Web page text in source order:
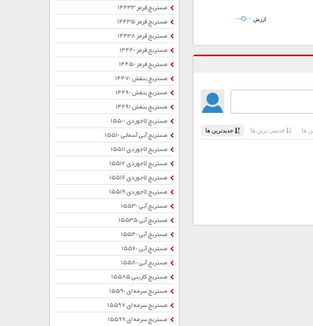
ارزش
مستربچ قرمز 14433
مستربچ قرمز 14435
مستربچ قرمز 14438
مستربچ قرمز 14440
مستربچ قرمز 14450
مستربچ بنفش 14470
مستربچ بنفش 14490
مستربچ بنفش 14491
مستربچ لاجوردی 15500
مستربچ آبی آسمانی 15510
مستربچ لاجوردی 15511
مستربچ لاجوردی 15512
مستربچ لاجوردی 15516
مستربچ لاجوردی 15519
مستربچ آبی 15530
مستربچ آبی 15535
مستربچ آبی 15540
مستربچ آبی 15560
مستربچ آبی 15580
مستربچ کاربنی 15585
مستربچ سرمه ای 15590
مستربچ سرمه ای 15597
مستربچ سرمه ای 15599